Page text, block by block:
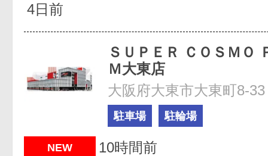
4日前
ＳＵＰＥＲ ＣＯＳＭＯ
Ｍ大東店
大阪府大東市大東町8-33
駐車場 駐輪場
NEW 10時間前